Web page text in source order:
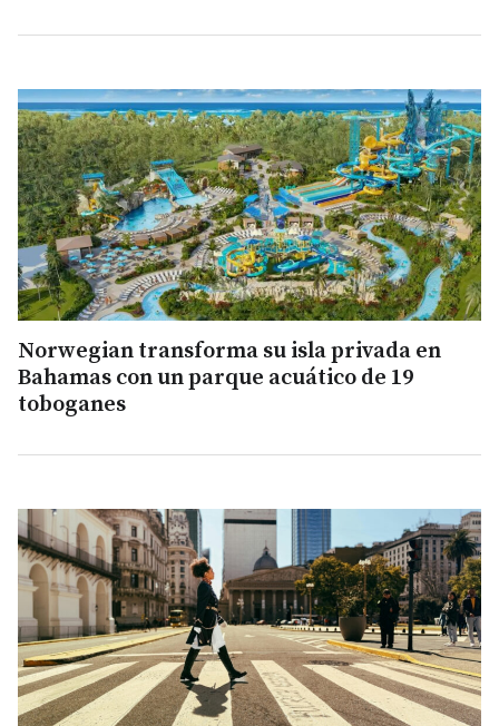
Norwegian transforma su isla privada en
Bahamas con un parque acuático de 19
toboganes